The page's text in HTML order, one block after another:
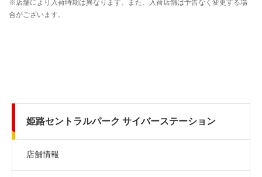
姫路セントラルパーク サイバーステーション
店舗情報